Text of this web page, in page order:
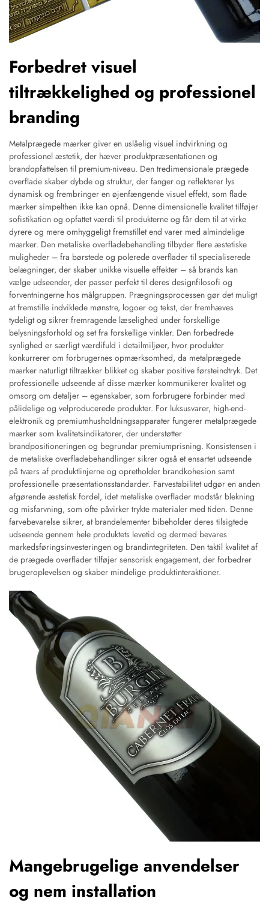
Forbedret visuel
tiltrækkelighed og professionel
branding
Metalprægede mærker giver en uslåelig visuel indvirkning og
professionel æstetik, der hæver produktpræsentationen og
brandopfattelsen til premium-niveau. Den tredimensionale prægede
overflade skaber dybde og struktur, der fanger og reflekterer lys
dynamisk og frembringer en øjenfængende visuel effekt, som flade
mærker simpelthen ikke kan opnå. Denne dimensionelle kvalitet tilføjer
sofistikation og opfattet værdi til produkterne og får dem til at virke
dyrere og mere omhyggeligt fremstillet end varer med almindelige
mærker. Den metaliske overfladebehandling tilbyder flere æstetiske
muligheder – fra børstede og polerede overflader til specialiserede
belægninger, der skaber unikke visuelle effekter – så brands kan
vælge udseender, der passer perfekt til deres designfilosofi og
forventningerne hos målgruppen. Prægningsprocessen gør det muligt
at fremstille indviklede mønstre, logoer og tekst, der fremhæves
tydeligt og sikrer fremragende læselighed under forskellige
belysningsforhold og set fra forskellige vinkler. Den forbedrede
synlighed er særligt værdifuld i detailmiljøer, hvor produkter
konkurrerer om forbrugernes opmærksomhed, da metalprægede
mærker naturligt tiltrækker blikket og skaber positive førsteindtryk. Det
professionelle udseende af disse mærker kommunikerer kvalitet og
omsorg om detaljer – egenskaber, som forbrugere forbinder med
pålidelige og velproducerede produkter. For luksusvarer, high-end-
elektronik og premiumhusholdningsapparater fungerer metalprægede
mærker som kvalitetsindikatorer, der understøtter
brandpositioneringen og begrundar premiumprisning. Konsistensen i
de metaliske overfladebehandlinger sikrer også et ensartet udseende
på tværs af produktlinjerne og opretholder brandkohesion samt
professionelle præsentationsstandarder. Farvestabilitet udgør en anden
afgørende æstetisk fordel, idet metaliske overflader modstår blekning
og misfarvning, som ofte påvirker trykte materialer med tiden. Denne
farvebevarelse sikrer, at brandelementer bibeholder deres tilsigtede
udseende gennem hele produktets levetid og dermed bevares
markedsføringsinvesteringen og brandintegriteten. Den taktil kvalitet af
de prægede overflader tilføjer sensorisk engagement, der forbedrer
brugeroplevelsen og skaber mindelige produktinteraktioner.
Mangebrugelige anvendelser
og nem installation